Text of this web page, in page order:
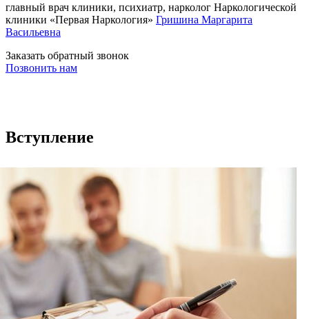
главный врач клиники, психиатр, нарколог Наркологической
клиники «Первая Наркология» Гришина Маргарита
Васильевна
Заказать обратный звонок
Позвонить нам
Вступление